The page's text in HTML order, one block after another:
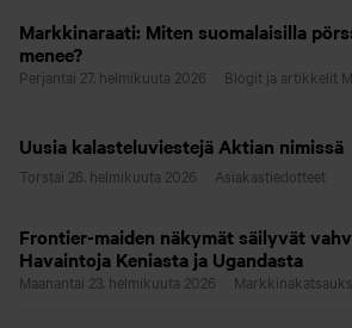
Markkinaraati: Miten suomalaisilla
menee?
Perjantai 27. helmikuuta 2026 Blogit ja artikkelit
Uusia kalasteluviestejä Aktian nimissä
Torstai 26. helmikuuta 2026 Asiakastiedotteet
Frontier-maiden näkymät säilyvät
Havaintoja Keniasta ja Ugandasta
Maanantai 23. helmikuuta 2026